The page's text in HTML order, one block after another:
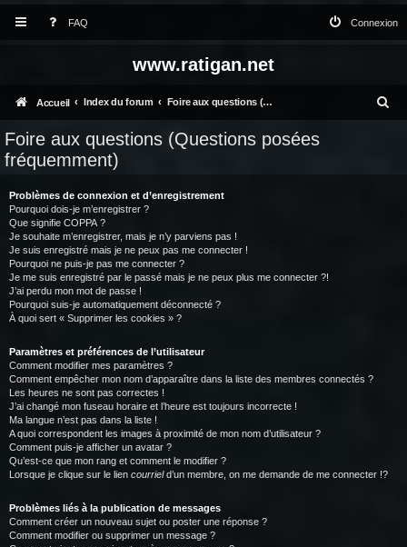
FAQ Connexion
www.ratigan.net
Accueil Index du forum Foire aux questions (Questions posées fréquemment)
Foire aux questions (Questions posées
fréquemment)
Problèmes de connexion et d’enregistrement
Pourquoi dois-je m’enregistrer ?
Que signifie COPPA ?
Je souhaite m’enregistrer, mais je n’y parviens pas !
Je suis enregistré mais je ne peux pas me connecter !
Pourquoi ne puis-je pas me connecter ?
Je me suis enregistré par le passé mais je ne peux plus me connecter ?!
J’ai perdu mon mot de passe !
Pourquoi suis-je automatiquement déconnecté ?
À quoi sert « Supprimer les cookies » ?
Paramètres et préférences de l’utilisateur
Comment modifier mes paramètres ?
Comment empêcher mon nom d’apparaître dans la liste des membres connectés ?
Les heures ne sont pas correctes !
J’ai changé mon fuseau horaire et l’heure est toujours incorrecte !
Ma langue n’est pas dans la liste !
A quoi correspondent les images à proximité de mon nom d’utilisateur ?
Comment puis-je afficher un avatar ?
Qu’est-ce que mon rang et comment le modifier ?
Lorsque je clique sur le lien courrield’un membre, on me demande de me connecter !?
Problèmes liés à la publication de messages
Comment créer un nouveau sujet ou poster une réponse ?
Comment modifier ou supprimer un message ?